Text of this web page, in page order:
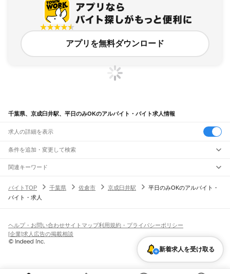
アプリを無料ダウンロード
千葉県、京成臼井駅、平日のみOKのアルバイト・バイト求人情報
求人の詳細を表示
条件を追加・変更して検索
市区町村を追加・変更
千葉県すべて
千葉市
旭市習志野市柏市勝浦市市原市流山市八千代市我孫子市鴨川市鎌ケ谷市
君津市富津市浦安市 印西市白井市富里市南房総市
匝瑳市香取市 印旛郡 香取郡山武郡 長生郡夷隅郡
駅を追加・変更
JR中央・総武線
市川駅本八幡駅下総中山駅 津田沼駅幕張本郷駅幕張駅
新検見川駅
職種を追加・変更
飲食・フードサービスすべて
ホールスタッフキッチンスタッフ
パン屋（ベーカリー）
バー（BAR）・バーテンダー
飲食店（店長・マネージャー）
人気
日払いOK高校生歓迎 髪型・髪色自由
留学生・外国人活躍中
雇用形態を追加・変更
関連キーワード
バイトTOP
千葉県 佐倉市 京成臼井駅
平日のみOKのアルバイト・
バイト・求人
新着求人を受け取る
ヘルプ・お問い合わせサイトマップ利用規約・プライバシーポリシー
[企業]求人広告の掲載相談